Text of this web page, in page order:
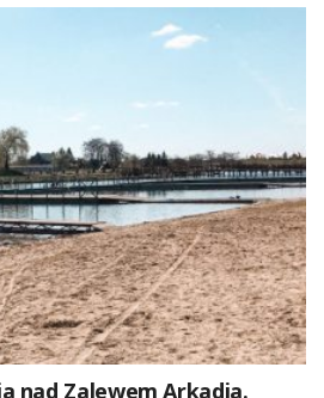
nad Zalewem Arkadia.